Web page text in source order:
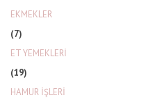
EKMEKLER
(7)
ET YEMEKLERİ
(19)
HAMUR İŞLERİ